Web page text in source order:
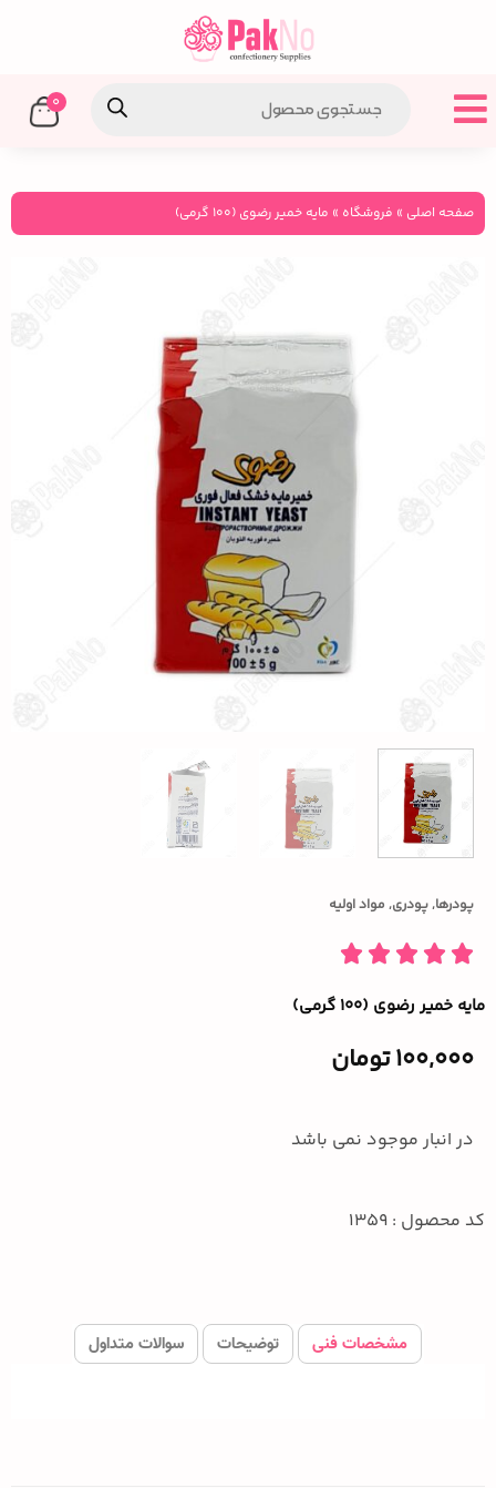
0
صفحه اصلی » فروشگاه » مایه خمیر رضوی (۱۰۰ گرمی)
پودرها,پودری, مواد اولیه
مایه خمیر رضوی (۱۰۰ گرمی)
100,000تومان
در انبار موجود نمی باشد
کد محصول : 1359
مشخصات فنی توضیحات سوالات متداول